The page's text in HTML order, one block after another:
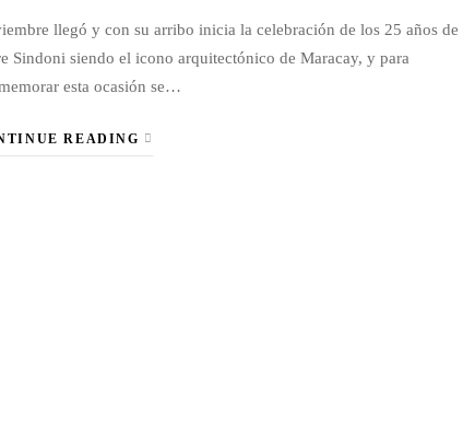
llegó y con su arribo inicia la celebración de los 25 años de
Sindoni siendo el icono arquitectónico de Maracay, y para
esta ocasión se…
READING